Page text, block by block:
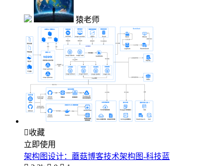
猿老师
收藏
立即使用
架构图设计：蘑菇博客技术架构图-科技蓝